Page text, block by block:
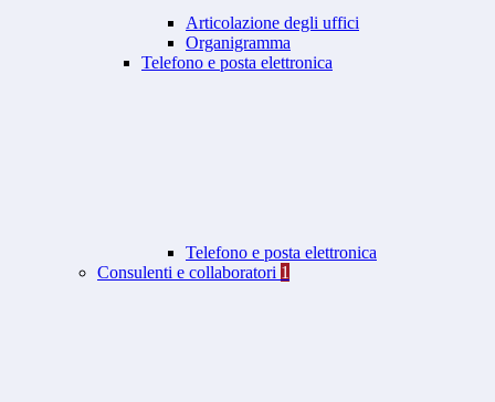
Articolazione degli uffici
Organigramma
Telefono e posta elettronica
Telefono e posta elettronica
Consulenti e collaboratori 1